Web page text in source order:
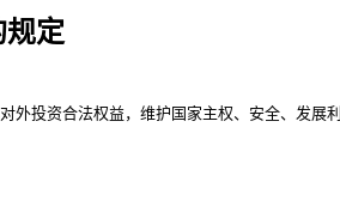
规定
投资合法权益，维护国家主权、安全、发展